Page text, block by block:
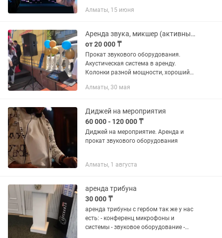
эффекты (студио, монстр, гелий и
Алматы, 15 июня
Аренда звука, микшер (активный), пассивный пульт. Колонки, микрофоны.
от 20 000 ₸
Прокат звукового оборудования.
Акустическая система в аренду.
Колонки разной мощности, хороший
комплекте колонки, микшер, 2
Алматы, 30 мая
Диджей на мероприятия
60 000 - 120 000 ₸
Диджей на мероприятие. Аренда и
прокат звукового оборудования
Алматы, 1 августа
аренда трибуна
30 000 ₸
аренда трибуны с гербом так же у нас
есть: - конференц микрофоны и
системы - звуковое оборудование -